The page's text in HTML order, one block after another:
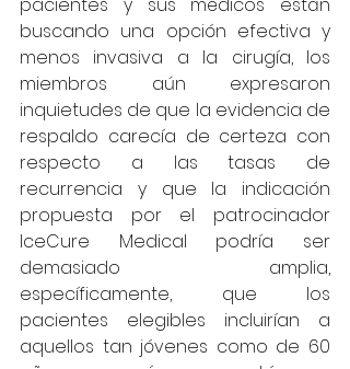
pacientes y sus médicos están
buscando una opción efectiva y
menos invasiva a la cirugía, los
miembros aún expresaron
inquietudes de que la evidencia de
respaldo carecía de certeza con
respecto a las tasas de
recurrencia y que la indicación
propuesta por el patrocinador
IceCure Medical podría ser
demasiado amplia,
específicamente, que los
pacientes elegibles incluirían a
aquellos tan jóvenes como de 60